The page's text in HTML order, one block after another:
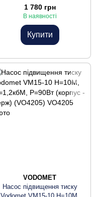
1 780 грн
В наявності
Купити
VODOMET
Насос підвищення тиску